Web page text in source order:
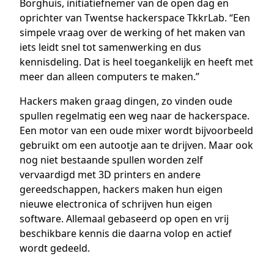
Borghuis, initiatiefnemer van de open dag en
oprichter van Twentse hackerspace TkkrLab. “Een
simpele vraag over de werking of het maken van
iets leidt snel tot samenwerking en dus
kennisdeling. Dat is heel toegankelijk en heeft met
meer dan alleen computers te maken.”
Hackers maken graag dingen, zo vinden oude
spullen regelmatig een weg naar de hackerspace.
Een motor van een oude mixer wordt bijvoorbeeld
gebruikt om een autootje aan te drijven. Maar ook
nog niet bestaande spullen worden zelf
vervaardigd met 3D printers en andere
gereedschappen, hackers maken hun eigen
nieuwe electronica of schrijven hun eigen
software. Allemaal gebaseerd op open en vrij
beschikbare kennis die daarna volop en actief
wordt gedeeld.